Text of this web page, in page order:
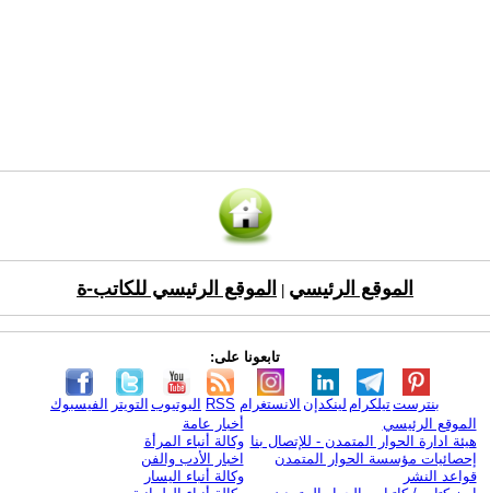
الموقع الرئيسي الموقع الرئيسي للكاتب-ة
تابعونا على:
الفيسبوك التويتر اليوتيوب RSS الانستغرام لينكدإن تيلكرامبنترست
الموقع الرئيسي
هيئة ادارة الحوار المتمدن - للإتصال بنا
إحصائيات مؤسسة الحوار المتمدن
قواعد النشر
أخبار عامة
وكالة أنباء المرأة
اخبار الأدب والفن
وكالة أنباء اليسار